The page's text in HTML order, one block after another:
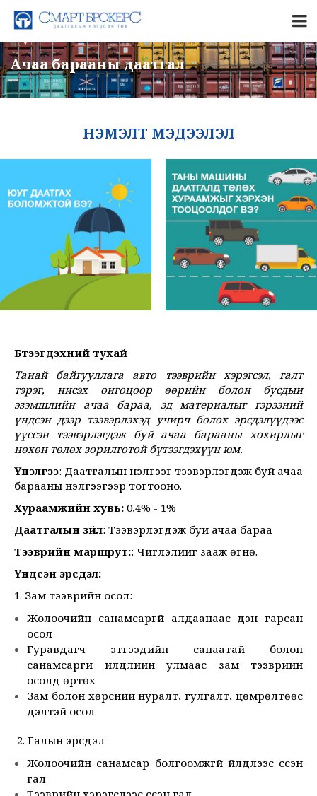
Ачаа барааны даатгал
НЭМЭЛТ МЭДЭЭЛЭЛ
Бүтээгдэхүүний тухай
Танай байгууллага авто тээврийн хэрэгсэл, галт
тэрэг, нисэх онгоцоор өөрийн болон бусдын
эзэмшлийн ачаа бараа, эд материалыг гэрээний
үндсэн дээр тээвэрлэхэд учирч болох эрсдэлүүдээс
үүссэн тээвэрлэгдэж буй ачаа барааны хохирлыг
нөхөн төлөх зорилготой бүтээгдэхүүн юм.
Үнэлгээ: Даатгалын үнэлгээг тээвэрлэгдэж буй ачаа
барааны үнэлгээгээр тогтооно.
Хураамжийн хувь: 0,4% - 1%
Даатгалын зүйл: Тээвэрлэгдэж буй ачаа бараа
Тээврийн маршрут:: Чиглэлийг зааж өгнө.
Үндсэн эрсдэл:
1. Зам тээврийн осол:
Жолоочийн санамсаргүй алдаанаас үүдэн гарсан
осол
Гуравдагч этгээдийн санаатай болон
санамсаргүй үйлдлийн улмаас зам тээврийн
осолд өртөх
Зам болон хөрсний нуралт, гулгалт, цөмрөлтөөс
үүдэлтэй осол
2. Галын эрсдэл
Жолоочийн санамсар болгоомжгүй үйлдлээс үүссэн
гал